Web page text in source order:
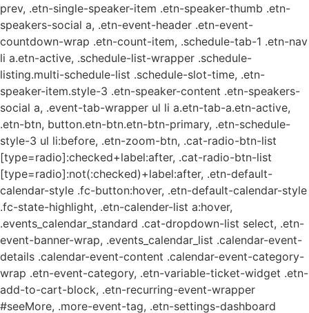
prev, .etn-single-speaker-item .etn-speaker-thumb .etn-
speakers-social a, .etn-event-header .etn-event-
countdown-wrap .etn-count-item, .schedule-tab-1 .etn-nav
li a.etn-active, .schedule-list-wrapper .schedule-
listing.multi-schedule-list .schedule-slot-time, .etn-
speaker-item.style-3 .etn-speaker-content .etn-speakers-
social a, .event-tab-wrapper ul li a.etn-tab-a.etn-active,
.etn-btn, button.etn-btn.etn-btn-primary, .etn-schedule-
style-3 ul li:before, .etn-zoom-btn, .cat-radio-btn-list
[type=radio]:checked+label:after, .cat-radio-btn-list
[type=radio]:not(:checked)+label:after, .etn-default-
calendar-style .fc-button:hover, .etn-default-calendar-style
.fc-state-highlight, .etn-calender-list a:hover,
.events_calendar_standard .cat-dropdown-list select, .etn-
event-banner-wrap, .events_calendar_list .calendar-event-
details .calendar-event-content .calendar-event-category-
wrap .etn-event-category, .etn-variable-ticket-widget .etn-
add-to-cart-block, .etn-recurring-event-wrapper
#seeMore, .more-event-tag, .etn-settings-dashboard